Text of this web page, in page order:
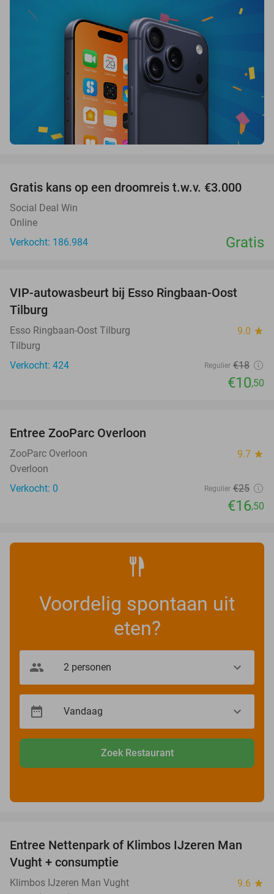
Gratis kans op een droomreis t.w.v. €3.000
Social Deal Win
Online
Verkocht: 186.984
Gratis
42%
VIP-autowasbeurt bij Esso Ringbaan-Oost
Tilburg
Esso Ringbaan-Oost Tilburg 9.0 star
Tilburg
Verkocht: 424
Regulier €18
€10,50
TODAY
Entree ZooParc Overloon
ZooParc Overloon 9.7 star
Overloon
Verkocht: 0
Regulier €25
€16,50
Voordelig spontaan uit
eten?
Zoek Restaurant
29%
Entree Nettenpark of Klimbos IJzeren Man
Vught + consumptie
Klimbos IJzeren Man Vught 9.6 star